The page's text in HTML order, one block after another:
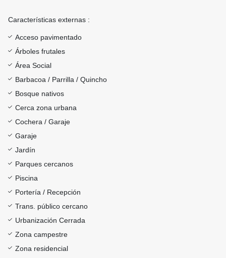
Características externas :
Acceso pavimentado
Árboles frutales
Área Social
Barbacoa / Parrilla / Quincho
Bosque nativos
Cerca zona urbana
Cochera / Garaje
Garaje
Jardín
Parques cercanos
Piscina
Portería / Recepción
Trans. público cercano
Urbanización Cerrada
Zona campestre
Zona residencial